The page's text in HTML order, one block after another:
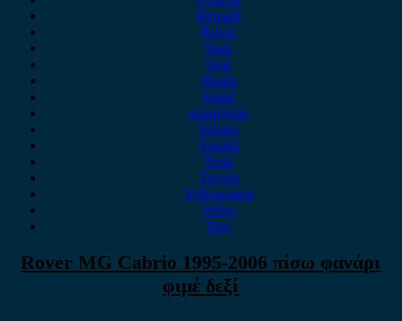
Renault
Rover
Saab
Seat
Skoda
Smart
ssangyong
Subaru
Suzuki
Tesla
Toyota
Volkswagen
Volvo
Xev
Rover MG Cabrio 1995-2006 πίσω φανάρι
φιμέ δεξί